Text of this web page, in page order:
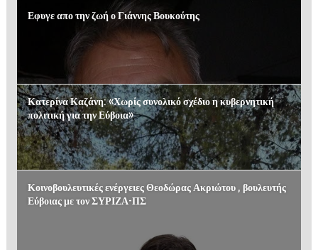
Εφυγε απο την ζωή ο Γιάννης Βουκούτης
Κατερίνα Καζάνη: «Χωρίς συνολικό σχέδιο η κυβερνητική
πολιτική για την Εύβοια»
Κοινοβουλευτικές ενέργειες Θεοδώρας Ακριώτου , βουλευτής
Εύβοιας με τον ΣΥΡΙΖΑ-ΠΣ